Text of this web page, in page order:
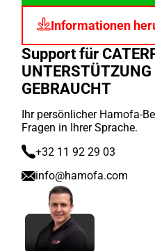
Informationen
Support für
GEBRAUCHT
Ihr persönlicher Hamofa-
Fragen in Ihrer Sprache.
+32 11 92 29 03
info@hamofa.com